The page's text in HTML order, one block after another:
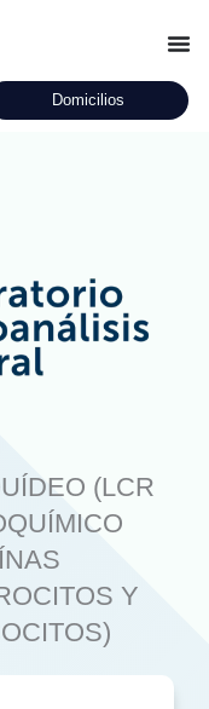
Domicilios
(LCR
Y